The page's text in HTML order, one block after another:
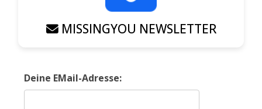
MISSINGYOU NEWSLETTER
Deine EMail-Adresse: